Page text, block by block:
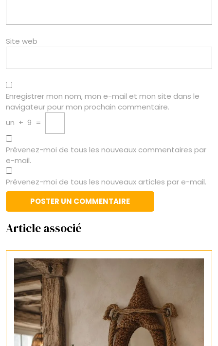
Site web
Enregistrer mon nom, mon e-mail et mon site dans le
navigateur pour mon prochain commentaire.
un + 9 =
Prévenez-moi de tous les nouveaux commentaires par
e-mail.
Prévenez-moi de tous les nouveaux articles par e-mail.
Article associé